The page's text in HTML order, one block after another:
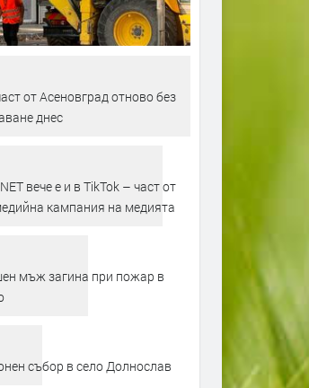
от Асеновград отново без
днес
вече е и в TikTok – част от
кампания на медията
мъж загина при пожар в
събор в село Долнослав